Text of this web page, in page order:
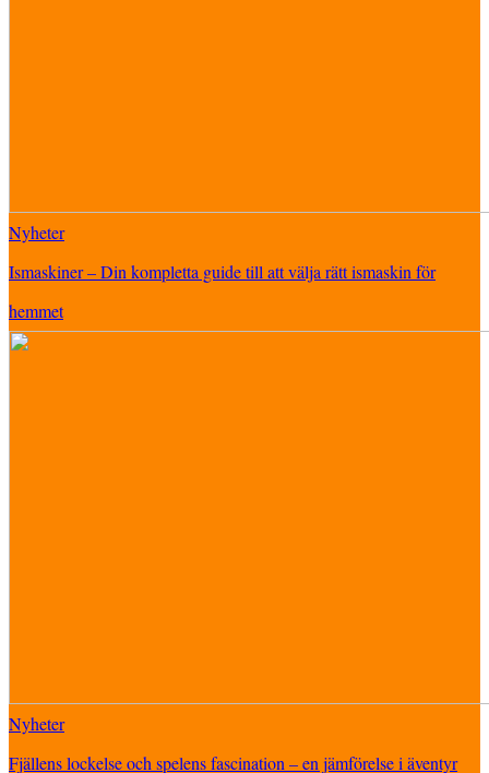
Nyheter
Ismaskiner – Din kompletta guide till att välja rätt ismaskin för
hemmet
Nyheter
Fjällens lockelse och spelens fascination – en jämförelse i äventyr